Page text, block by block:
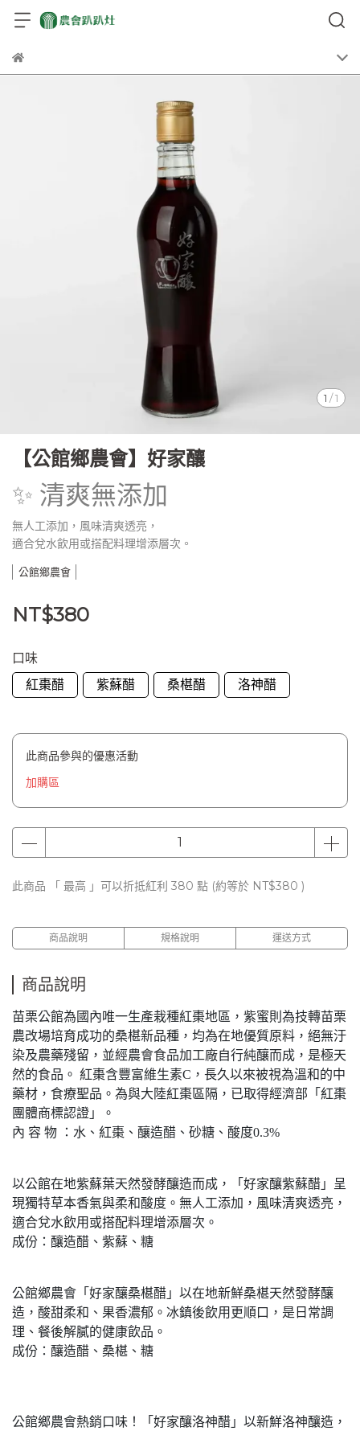
1 /1
【公館鄉農會】好家釀
✨ 清爽無添加
無人工添加，風味清爽透亮，
適合兌水飲用或搭配料理增添層次。
公館鄉農會
NT$380
口味
紅棗醋
紫蘇醋 桑椹醋 洛神醋
此商品參與的優惠活動
加購區
此商品 「 最高 」可以折抵紅利 380 點 (約等於 NT$380 )
商品說明 規格說明 運送方式
商品說明
苗栗公館為國內唯一生產栽種紅棗地區，紫蜜則為技轉苗栗
農改場培育成功的桑椹新品種，均為在地優質原料，絕無汙
染及農藥殘留，並經農會食品加工廠自行純釀而成，是極天
然的食品。 紅棗含豐富維生素C，長久以來被視為溫和的中
藥材，食療聖品。為與大陸紅棗區隔，已取得經濟部「紅棗
團體商標認證」。
內 容 物 ：水、紅棗、釀造醋、砂糖、酸度0.3%
以公館在地紫蘇葉天然發酵釀造而成，「好家釀紫蘇醋」呈
現獨特草本香氣與柔和酸度。無人工添加，風味清爽透亮，
適合兌水飲用或搭配料理增添層次。
成份：釀造醋、紫蘇、糖
公館鄉農會「好家釀桑椹醋」以在地新鮮桑椹天然發酵釀
造，酸甜柔和、果香濃郁。冰鎮後飲用更順口，是日常調
理、餐後解膩的健康飲品。
成份：釀造醋、桑椹、糖
公館鄉農會熱銷口味！「好家釀洛神醋」以新鮮洛神釀造，